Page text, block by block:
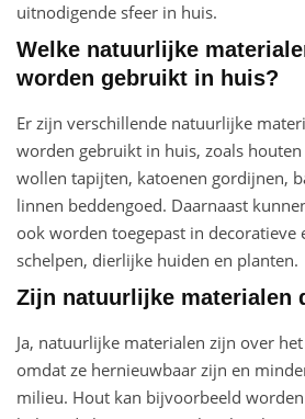
uitnodigende sfeer in huis.
Welke natuurlijke
worden gebruikt in huis?
Er zijn verschillende natuurlijke
worden gebruikt in huis, zoals
wollen tapijten, katoenen gordijnen,
linnen beddengoed. Daarnaast
ook worden toegepast in decoratieve
schelpen, dierlijke huiden en planten.
Zijn natuurlijke materialen
Ja, natuurlijke materialen zijn over
omdat ze hernieuwbaar zijn en
milieu. Hout kan bijvoorbeeld